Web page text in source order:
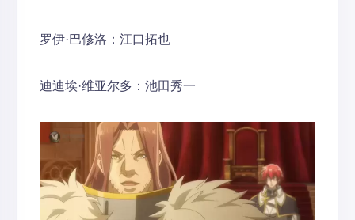
罗伊·巴修洛：江口拓也
迪迪埃·维亚尔多：池田秀一